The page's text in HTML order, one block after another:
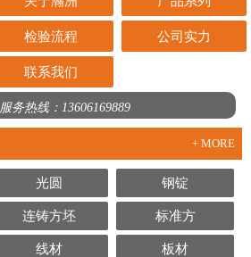
检验流程 公司实力
联系我们
服务热线：13606169889
+ MORE
光圆 钢锭
连铸方坯 标准方
线材 板材